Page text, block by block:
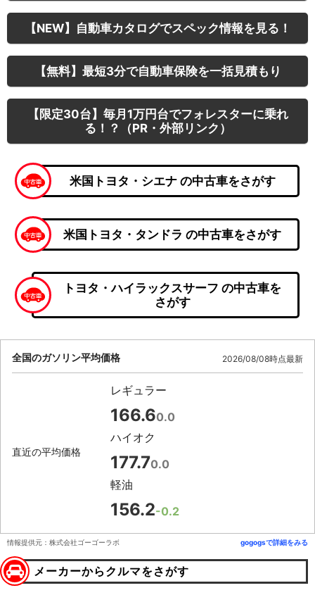
【NEW】自動車カタログでスペック情報を見る！
【無料】最短3分で自動車保険を一括見積もり
【限定30台】毎月1万円台でフォレスターに乗れ
る！？（PR・外部リンク）
米国トヨタ・シエナ の中古車をさがす
米国トヨタ・タンドラ の中古車をさがす
トヨタ・ハイラックスサーフ の中古車を
さがす
全国のガソリン平均価格 2026/08/08時点最新
直近の平均価格
レギュラー
166.60.0
ハイオク
177.70.0
軽油
156.2-0.2
情報提供元：株式会社ゴーゴーラボ gogogsで詳細をみる
メーカーからクルマをさがす